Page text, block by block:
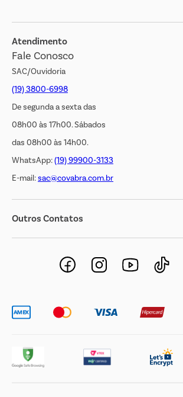
Jornal de Ofertas
Transparência Salarial
Atendimento
Fale Conosco
SAC/Ouvidoria
(19) 3800-6998
De segunda a sexta das
08h00 às 17h00. Sábados
das 08h00 às 14h00.
WhatsApp:(19) 99900-3133
E-mail:sac@covabra.com.br
Outros Contatos
Negócios Imobiliários
Novos Fornecedores